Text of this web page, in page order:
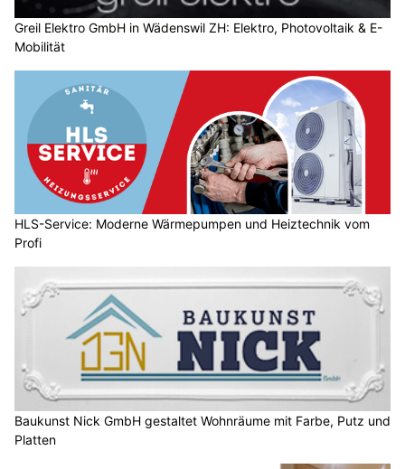
Greil Elektro GmbH in Wädenswil ZH: Elektro, Photovoltaik & E-
Mobilität
HLS-Service: Moderne Wärmepumpen und Heiztechnik vom
Profi
Baukunst Nick GmbH gestaltet Wohnräume mit Farbe, Putz und
Platten